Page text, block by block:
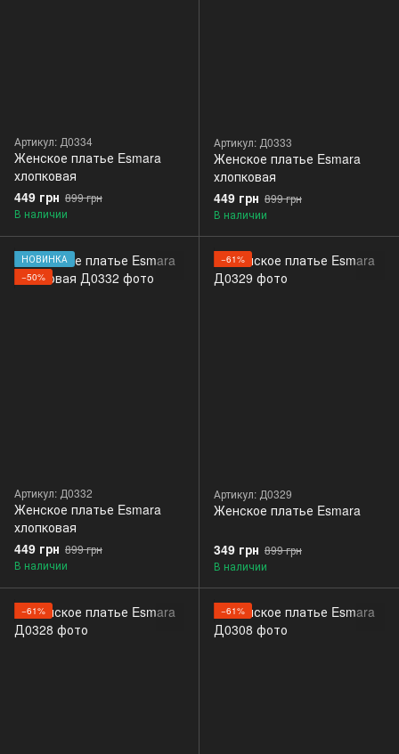
Артикул: Д0334
Женское платье Esmara
хлопковая
449 грн 899 грн
В наличии
Артикул: Д0333
Женское платье Esmara
хлопковая
449 грн 899 грн
В наличии
НОВИНКА
−50%
Артикул: Д0332
Женское платье Esmara
хлопковая
449 грн 899 грн
В наличии
−61%
Артикул: Д0329
Женское платье Esmara
349 грн 899 грн
В наличии
−61% −61%